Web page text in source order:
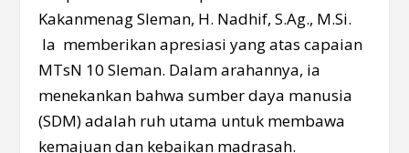
Kakanmenag Sleman, H. Nadhif, S.Ag., M.Si.
Ia memberikan apresiasi yang atas capaian
MTsN 10 Sleman. Dalam arahannya, ia
menekankan bahwa sumber daya manusia
(SDM) adalah ruh utama untuk membawa
kemajuan dan kebaikan madrasah.